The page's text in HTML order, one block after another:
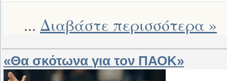
... Διαβάστε περισσότερα »
«Θα σκότωνα για τον ΠΑΟΚ»